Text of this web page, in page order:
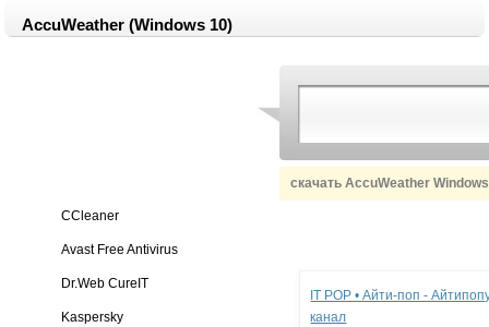
AccuWeather (Windows 10)
скачать AccuWeather Windows
CCleaner
Avast Free Antivirus
Dr.Web CureIT
Kaspersky
IT POP • Айти-поп -
канал